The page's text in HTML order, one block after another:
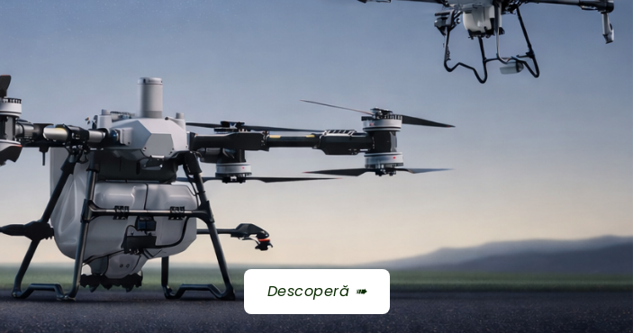
Descoperă ➠